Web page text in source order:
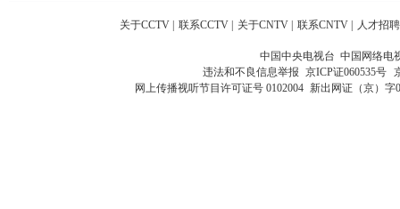
关于CCTV 联系CCTV 关于CNTV 联系CNTV 人才招聘
中国中央电视台 中国网络电
违法和不良信息举报 京ICP证060535号
网上传播视听节目许可证号 0102004 新出网证（京）